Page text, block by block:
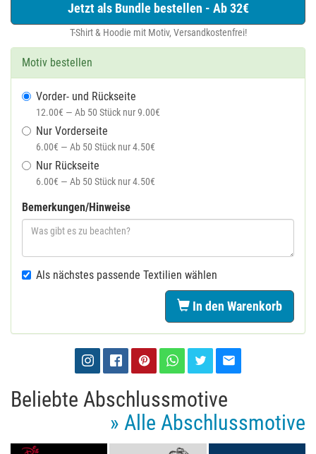
Jetzt als Bundle bestellen - Ab 32€
T-Shirt & Hoodie mit Motiv, Versandkostenfrei!
Motiv bestellen
Vorder- und Rückseite
12.00€ — Ab 50 Stück nur 9.00€
Nur Vorderseite
6.00€ — Ab 50 Stück nur 4.50€
Nur Rückseite
6.00€ — Ab 50 Stück nur 4.50€
Bemerkungen/Hinweise
Als nächstes passende Textilien wählen
In den Warenkorb
Beliebte Abschlussmotive
» Alle Abschlussmotive